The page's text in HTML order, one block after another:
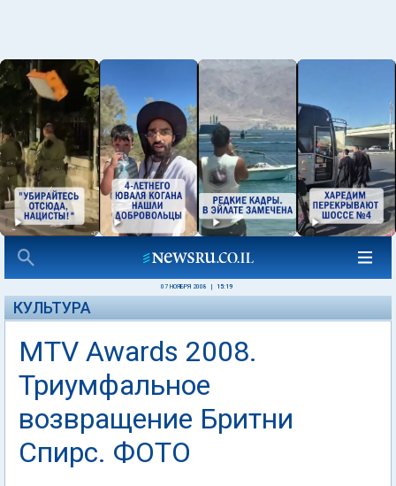
07 НОЯБРЯ 2008 15:19
КУЛЬТУРА
MTV Awards 2008.
Триумфальное
возвращение Бритни
Спирс. ФОТО